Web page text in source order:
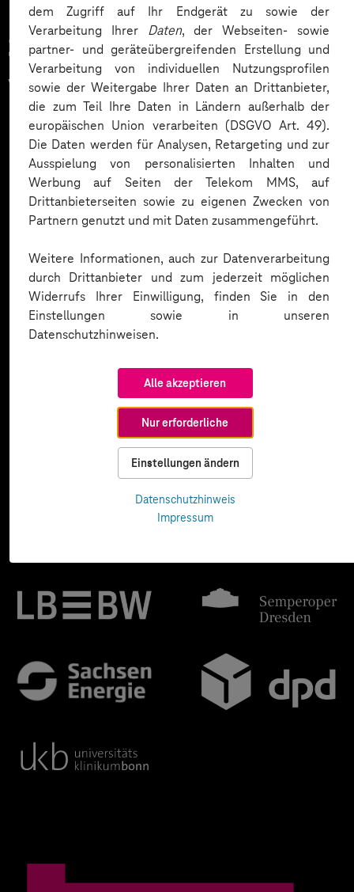
dem Zugriff auf Ihr Endgerät zu sowie der
Verarbeitung Ihrer Daten, der Webseiten- sowie
partner- und geräteübergreifenden Erstellung und
Verarbeitung von individuellen Nutzungsprofilen
sowie der Weitergabe Ihrer Daten an Drittanbieter,
die zum Teil Ihre Daten in Ländern außerhalb der
europäischen Union verarbeiten (DSGVO Art. 49).
Die Daten werden für Analysen, Retargeting und zur
Ausspielung von personalisierten Inhalten und
Werbung auf Seiten der Telekom MMS, auf
Drittanbieterseiten sowie zu eigenen Zwecken von
Partnern genutzt und mit Daten zusammengeführt.
Weitere Informationen, auch zur Datenverarbeitung
durch Drittanbieter und zum jederzeit möglichen
Widerrufs Ihrer Einwilligung, finden Sie in den
Einstellungen sowie in unseren
Datenschutzhinweisen.
Alle akzeptieren
Nur erforderliche
Einstellungen ändern
Datenschutzhinweis
Impressum
Zahlreiche Unternehmen
vertrauen auf unsere
Expertise. Hier eine Auswahl: